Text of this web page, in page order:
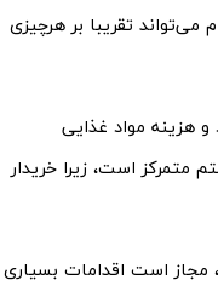
می‌‌تواند تقریبا بر هرچیزی
هزینه مواد غذایی
است، زیرا خریدار
است اقدامات بسیاری